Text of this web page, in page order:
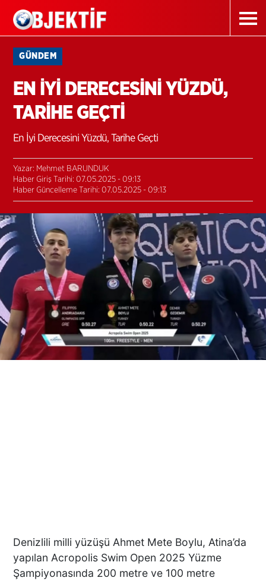
GÜNDEM
EN İYİ DERECESİNİ YÜZDÜ,
TARİHE GEÇTİ
En İyi Derecesini Yüzdü, Tarihe Geçti
Yazar: Mehmet BARUNDUK
Haber Giriş Tarihi: 07.05.2025 - 09:13
Haber Güncelleme Tarihi: 07.05.2025 - 09:13
Denizlili milli yüzüşü Ahmet Mete Boylu, Atina’da
yapılan Acropolis Swim Open 2025 Yüzme
Şampiyonasında 200 metre ve 100 metre